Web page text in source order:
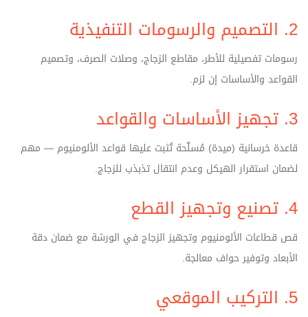
2. التصميم والرسومات التنفيذية
رسومات تفصيلية للأطر، مقاطع الزجاج، وصلات الصرف، وتصميم
القواعد والأساسات إن لزم.
3. تجهيز الأساسات والقواعد
قاعدة خرسانية (ميدة) مُسلّحة تُثبت عليها قواعد الألومنيوم — مهم
لضمان استقرار الهيكل وعدم انتقال تذبذب للزجاج.
4. تصنيع وتجهيز القطع
قص قطاعات الألومنيوم وتجهيز الزجاج في الورشة مع ضمان دقة
الأبعاد وتوفير حواف معالجة.
5. التركيب الموقعي